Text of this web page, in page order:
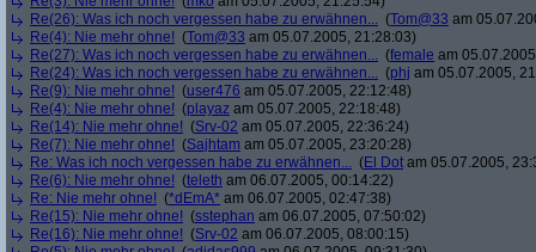
Re(26): Was ich noch vergessen habe zu erwähnen... (Tom@33 am
Re(4): Nie mehr ohne! (Tom@33 am 05.07.2005, 21:28:03)
Re(27): Was ich noch vergessen habe zu erwähnen... (female am
Re(24): Was ich noch vergessen habe zu erwähnen... (phj am 05.07.2005,
Re(9): Nie mehr ohne! (user476 am 05.07.2005, 22:12:48)
Re(4): Nie mehr ohne! (playaz am 05.07.2005, 22:18:48)
Re(14): Nie mehr ohne! (Srv-02 am 05.07.2005, 22:36:24)
Re(7): Nie mehr ohne! (Sajhtam am 05.07.2005, 23:20:28)
Re: Was ich noch vergessen habe zu erwähnen... (El Dot am 05.07.2005,
Re(6): Nie mehr ohne! (teleth am 06.07.2005, 00:14:22)
Re: Nie mehr ohne! (*dEmA* am 06.07.2005, 02:47:38)
Re(15): Nie mehr ohne! (sstephan am 06.07.2005, 07:50:02)
Re(16): Nie mehr ohne! (Srv-02 am 06.07.2005, 08:00:15)